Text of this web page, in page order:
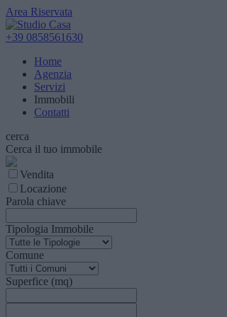
Area Riservata
+39 0858561630
Home
Agenzia
Servizi
Immobili
Contatti
cerca
Cerca il tuo immobile
Vendita
Locazione
Parola chiave
Tipologia Immobile
Comune
Superfice (mq)